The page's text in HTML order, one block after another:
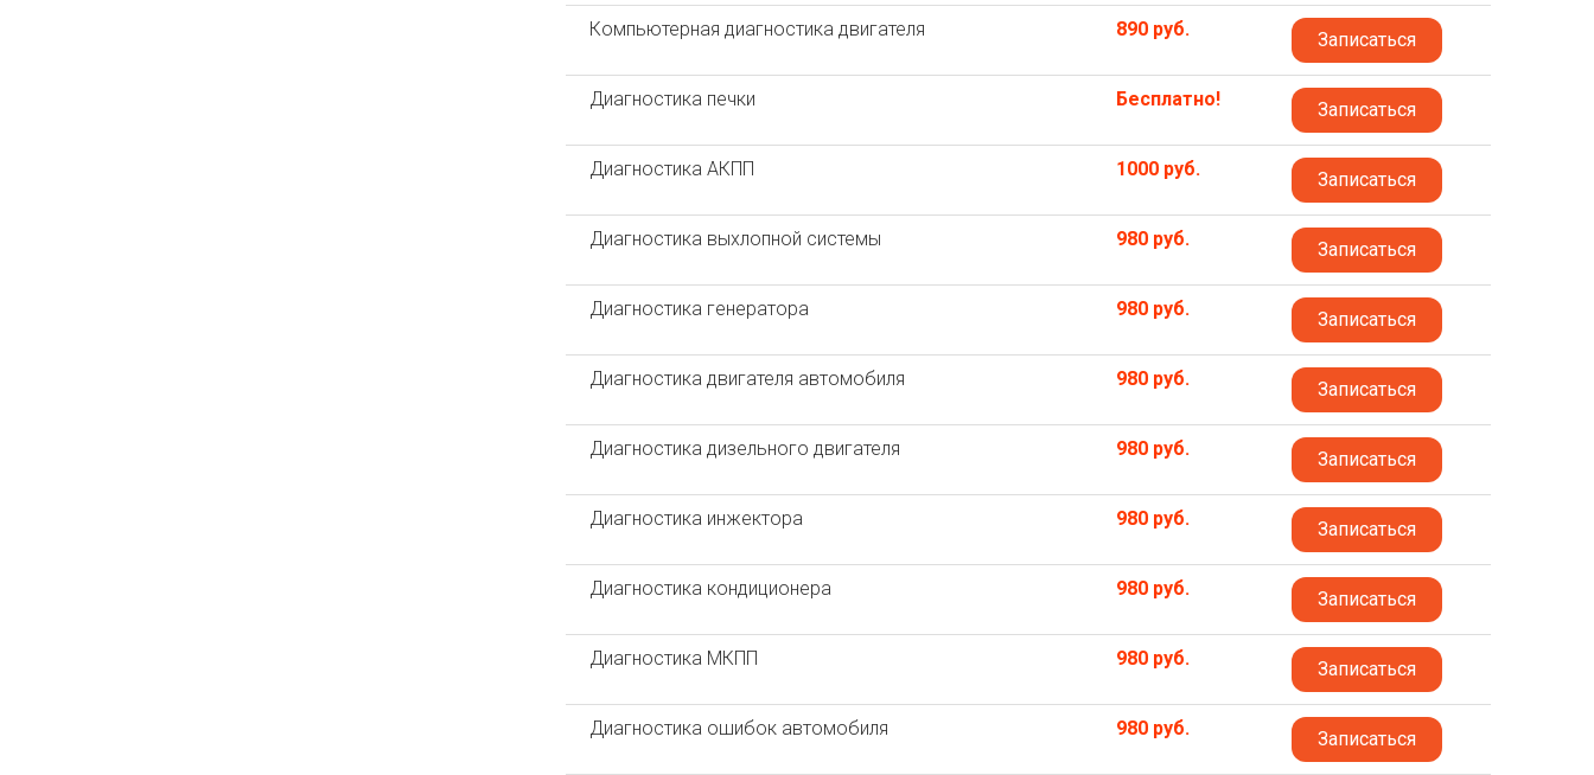
Компьютерная диагностика двигателя 890 руб. Записаться
Диагностика печки Бесплатно! Записаться
Диагностика АКПП 1000 руб. Записаться
Диагностика выхлопной системы 980 руб. Записаться
Диагностика генератора 980 руб. Записаться
Диагностика двигателя автомобиля 980 руб. Записаться
Диагностика дизельного двигателя 980 руб. Записаться
Диагностика инжектора 980 руб. Записаться
Диагностика кондиционера 980 руб. Записаться
Диагностика МКПП 980 руб. Записаться
Диагностика ошибок автомобиля 980 руб. Записаться